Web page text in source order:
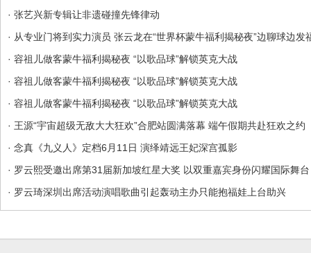
· 张艺兴新专辑让非遗碰撞先锋律动
· 从专业门将到实力演员 张云龙在“世界杯蒙牛福利揭秘夜”边聊球边发
· 容祖儿做客蒙牛福利揭秘夜 “以歌品球”解锁英克大战
· 容祖儿做客蒙牛福利揭秘夜 “以歌品球”解锁英克大战
· 容祖儿做客蒙牛福利揭秘夜 “以歌品球”解锁英克大战
· 王源“宇宙超级无敌大大狂欢”合肥站圆满落幕 端午假期共赴狂欢之约
· 念真《九义人》定档6月11日 演绎靖远王妃深宫孤影
· 罗云熙受邀出席第31届新加坡红星大奖 以双重嘉宾身份闪耀国际舞台
· 罗云琦深圳出席活动演唱歌曲引起轰动主办只能抱福娃上台助兴